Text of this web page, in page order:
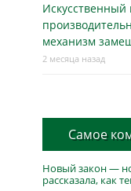
Искусственный
механизм
2 месяца назад
Самое
Новый закон —
рассказала, как